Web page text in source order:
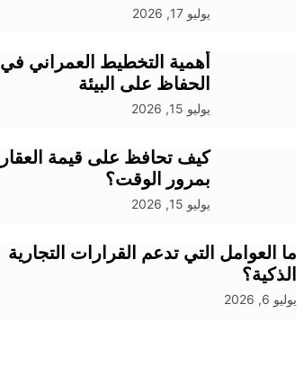
يوليو 17, 2026
أهمية التخطيط العمراني في
الحفاظ على البيئة
يوليو 15, 2026
كيف تحافظ على قيمة العقار
بمرور الوقت؟
يوليو 15, 2026
ما العوامل التي تدعم القرارات التجارية
الذكية؟
يوليو 6, 2026